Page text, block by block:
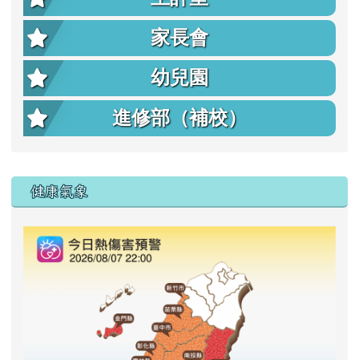
家長會
幼兒園
進修部（補校）
右邊區域內容
健康氣象